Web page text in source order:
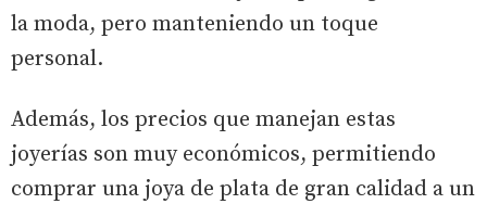
la moda, pero manteniendo un toque
personal.
Además, los precios que manejan estas
joyerías son muy económicos, permitiendo
comprar una joya de plata de gran calidad a un